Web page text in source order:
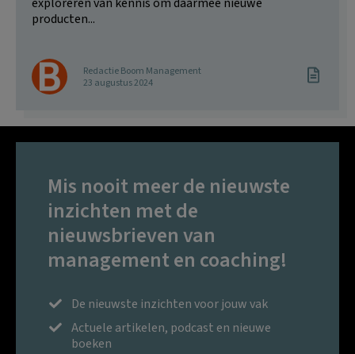
producten...
Redactie Boom Management
23 augustus 2024
Mis nooit meer de nieuwste
inzichten met de
nieuwsbrieven van
management en coaching!
De nieuwste inzichten voor jouw vak
Actuele artikelen, podcast en nieuwe
boeken